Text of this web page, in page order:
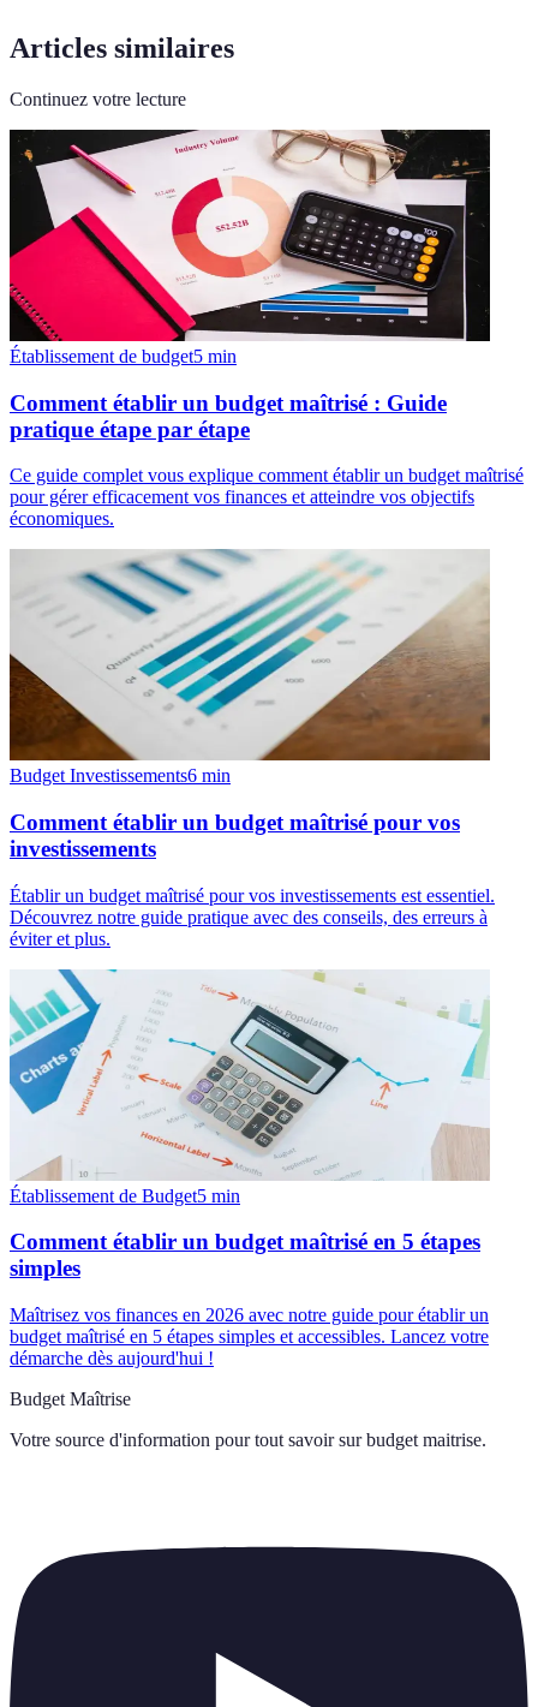
Articles similaires
Continuez votre lecture
Établissement de budget5 min
Comment établir un budget maîtrisé : Guide
pratique étape par étape
Ce guide complet vous explique comment établir un budget maîtrisé
pour gérer efficacement vos finances et atteindre vos objectifs
économiques.
Budget Investissements6 min
Comment établir un budget maîtrisé pour vos
investissements
Établir un budget maîtrisé pour vos investissements est essentiel.
Découvrez notre guide pratique avec des conseils, des erreurs à
éviter et plus.
Établissement de Budget5 min
Comment établir un budget maîtrisé en 5 étapes
simples
Maîtrisez vos finances en 2026 avec notre guide pour établir un
budget maîtrisé en 5 étapes simples et accessibles. Lancez votre
démarche dès aujourd'hui !
Budget Maîtrise
Votre source d'information pour tout savoir sur budget maitrise.